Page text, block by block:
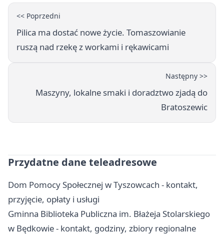
<< Poprzedni
Pilica ma dostać nowe życie. Tomaszowianie
ruszą nad rzekę z workami i rękawicami
Następny >>
Maszyny, lokalne smaki i doradztwo zjadą do
Bratoszewic
Przydatne dane teleadresowe
Dom Pomocy Społecznej w Tyszowcach - kontakt,
przyjęcie, opłaty i usługi
Gminna Biblioteka Publiczna im. Błażeja Stolarskiego
w Będkowie - kontakt, godziny, zbiory regionalne